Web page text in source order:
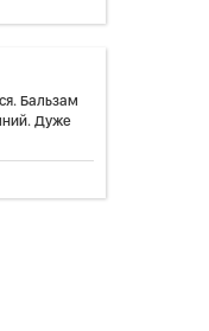
Бальзам
Дуже